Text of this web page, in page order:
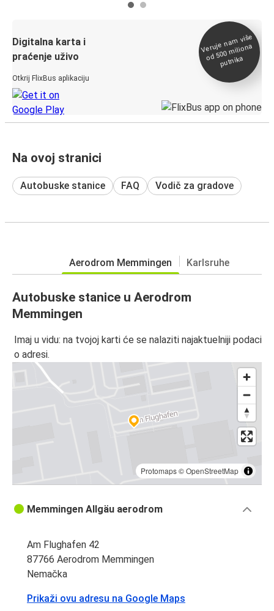
Digitalna karta i
praćenje uživo
Otkrij FlixBus aplikaciju
Veruje na
m više
od 500
miliona
putnika
Na ovoj stranici
Autobuske stanice FAQ Vodič za gradove
Aerodrom Memmingen Karlsruhe
Autobuske stanice u Aerodrom
Memmingen
Imaj u vidu: na tvojoj karti će se nalaziti najaktuelniji podaci
o adresi.
Protomaps©OpenStreetMap
Memmingen Allgäu aerodrom
Am Flughafen 42
87766 Aerodrom Memmingen
Nemačka
Prikaži ovu adresu na Google Maps